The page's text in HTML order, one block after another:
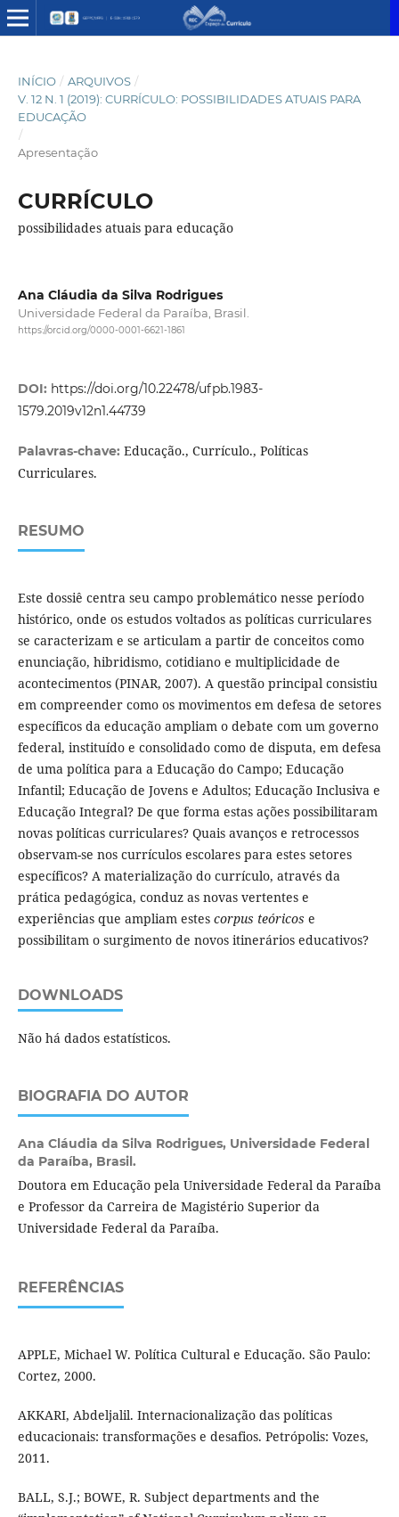
INÍCIO / ARQUIVOS /
V. 12 N. 1 (2019): CURRÍCULO: POSSIBILIDADES ATUAIS PARA
EDUCAÇÃO
/
Apresentação
CURRÍCULO
possibilidades atuais para educação
Ana Cláudia da Silva Rodrigues
Universidade Federal da Paraíba, Brasil.
https://orcid.org/0000-0001-6621-1861
DOI: https://doi.org/10.22478/ufpb.1983-
1579.2019v12n1.44739
Palavras-chave: Educação., Currículo., Políticas
Curriculares.
RESUMO
Este dossiê centra seu campo problemático nesse período
histórico, onde os estudos voltados as políticas curriculares
se caracterizam e se articulam a partir de conceitos como
enunciação, hibridismo, cotidiano e multiplicidade de
acontecimentos (PINAR, 2007). A questão principal consistiu
em compreender como os movimentos em defesa de setores
específicos da educação ampliam o debate com um governo
federal, instituído e consolidado como de disputa, em defesa
de uma política para a Educação do Campo; Educação
Infantil; Educação de Jovens e Adultos; Educação Inclusiva e
Educação Integral? De que forma estas ações possibilitaram
novas políticas curriculares? Quais avanços e retrocessos
observam-se nos currículos escolares para estes setores
específicos? A materialização do currículo, através da
prática pedagógica, conduz as novas vertentes e
experiências que ampliam estes corpus teóricos e
possibilitam o surgimento de novos itinerários educativos?
DOWNLOADS
Não há dados estatísticos.
BIOGRAFIA DO AUTOR
Ana Cláudia da Silva Rodrigues, Universidade Federal
da Paraíba, Brasil.
Doutora em Educação pela Universidade Federal da Paraíba
e Professor da Carreira de Magistério Superior da
Universidade Federal da Paraíba.
REFERÊNCIAS
APPLE, Michael W. Política Cultural e Educação. São Paulo:
Cortez, 2000.
AKKARI, Abdeljalil. Internacionalização das políticas
educacionais: transformações e desafios. Petrópolis: Vozes,
2011.
BALL, S.J.; BOWE, R. Subject departments and the